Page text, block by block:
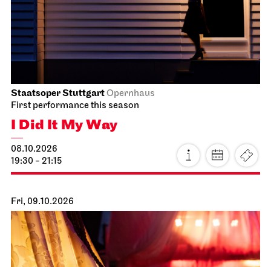
Staatsoper StuttgartOpernhaus
First performance this season
I Did It My Way
08.10.2026
19:30 - 21:15
Fri, 09.10.2026